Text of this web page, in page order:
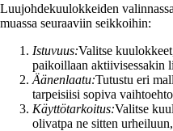
Luujohdekuulokkeiden
muassa seuraaviin seikkoihin:
Istuvuus:Valitse
paikoillaan aktiivisessakin
Äänenlaatu:Tutustu eri
tarpeisiisi sopiva
Käyttötarkoitus:Valitse
olivatpa ne sitten